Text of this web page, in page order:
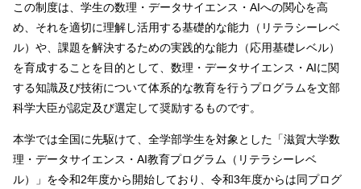
この制度は、学生の数理・データサイエンス・AIへの関心を高
め、それを適切に理解し活用する基礎的な能力（リテラシーレベ
ル）や、課題を解決するための実践的な能力（応用基礎レベル）
を育成することを目的として、数理・データサイエンス・AIに関
する知識及び技術について体系的な教育を行うプログラムを文部
科学大臣が認定及び選定して奨励するものです。
本学では全国に先駆けて、全学部学生を対象とした「滋賀大学数
理・データサイエンス・AI教育プログラム（リテラシーレベ
ル）」を令和2年度から開始しており、令和3年度からは同プログ